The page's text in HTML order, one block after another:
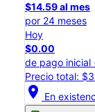
$14.59 al mes
por 24 meses
Hoy
$0.00
de pago inicial
Precio total:
location_on En